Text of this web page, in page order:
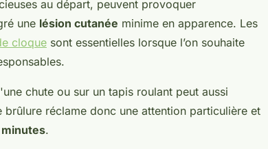
au départ, peuvent provoquer
une lésion cutanée minime en apparence. Les
cloque sont essentielles lorsque l’on souhaite
chute ou sur un tapis roulant peut aussi
brûlure réclame donc une attention particulière et
.